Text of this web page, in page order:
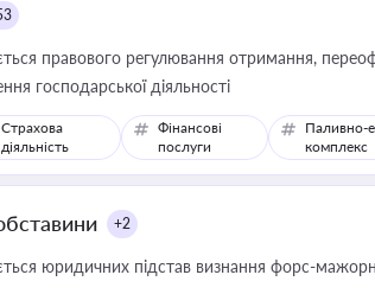
правового регулювання отримання,
господарської діяльності
Страхова
діяльність
Фінансові
послуги
Паливно-
комплекс
+2
юридичних підстав визнання форс-